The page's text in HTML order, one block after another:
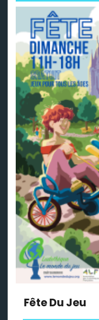
Fête Du Jeu